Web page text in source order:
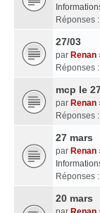
Réponses :
27/03
par Renan
Réponses :
mcp le
par Renan
Réponses :
27 mars
par Renan
Réponses :
20 mars